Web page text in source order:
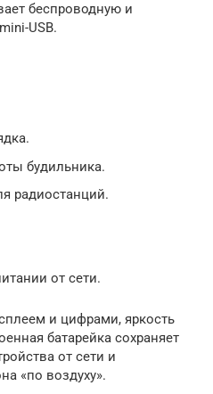
беспроводную и
USB.
будильника.
радиостанций.
от сети.
и цифрами, яркость
батарейка сохраняет
от сети и
«по воздуху».